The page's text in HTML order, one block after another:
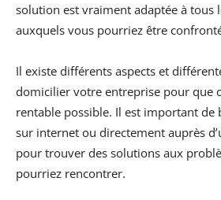
solution est vraiment adaptée à tous
auxquels vous pourriez être
Il existe différents aspects et
domicilier votre entreprise pour que
rentable possible. Il est important de
sur internet ou directement auprès
pour trouver des solutions aux
pourriez rencontrer.